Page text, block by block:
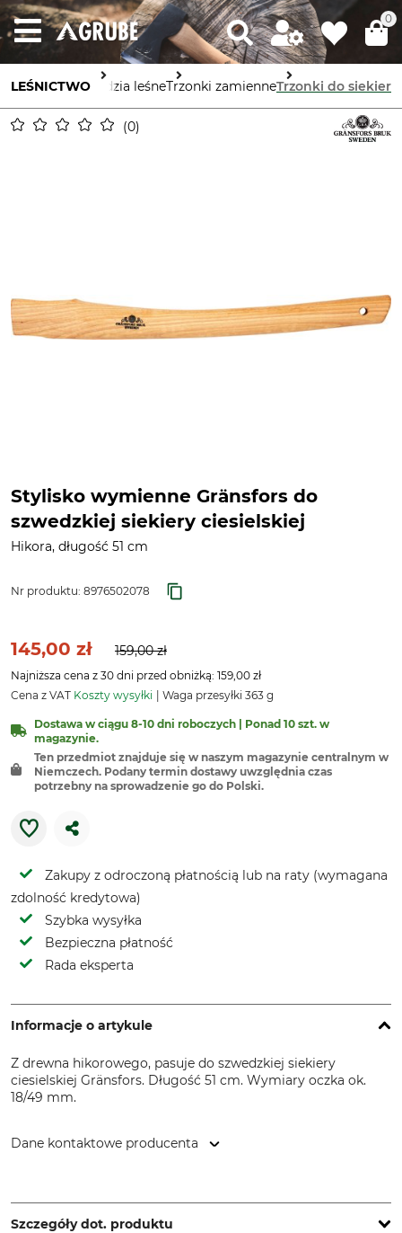
0
LEŚNICTWONarzędzia leśneTrzonki zamienneTrzonki do siekier
0
Stylisko wymienne Gränsfors do
szwedzkiej siekiery ciesielskiej
Hikora, długość 51 cm
Nr produktu: 8976502078
145,00 zł 159,00 zł
Najniższa cena z 30 dni przed obniżką: 159,00 zł
Cena z VAT Koszty wysyłki Waga przesyłki 363 g
Dostawa w ciągu 8-10 dni roboczych | Ponad 10 szt. w
magazynie.
Ten przedmiot znajduje się w naszym magazynie centralnym w
Niemczech. Podany termin dostawy uwzględnia czas
potrzebny na sprowadzenie go do Polski.
Zakupy z odroczoną płatnością lub na raty (wymagana
zdolność kredytowa)
Szybka wysyłka
Bezpieczna płatność
Rada eksperta
Informacje o artykule
Z drewna hikorowego, pasuje do szwedzkiej siekiery
ciesielskiej Gränsfors. Długość 51 cm. Wymiary oczka ok.
18/49 mm.
Dane kontaktowe producenta
Sweden, www.gransforsbruk.com
Szczegóły dot. produktu